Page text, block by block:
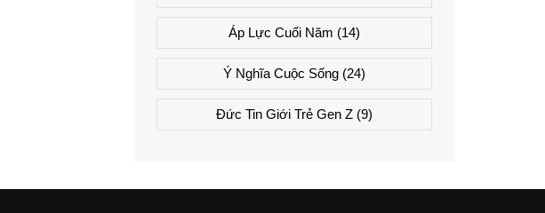
Áp Lực Cuối Năm (14)
Ý Nghĩa Cuộc Sống (24)
Đức Tin Giới Trẻ Gen Z (9)